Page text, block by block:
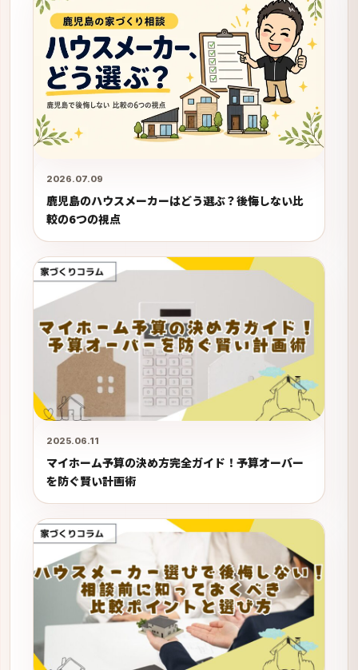
2026.07.09
鹿児島のハウスメーカーはどう選ぶ？後悔しない比
較の6つの視点
2025.06.11
マイホーム予算の決め方完全ガイド！予算オーバー
を防ぐ賢い計画術